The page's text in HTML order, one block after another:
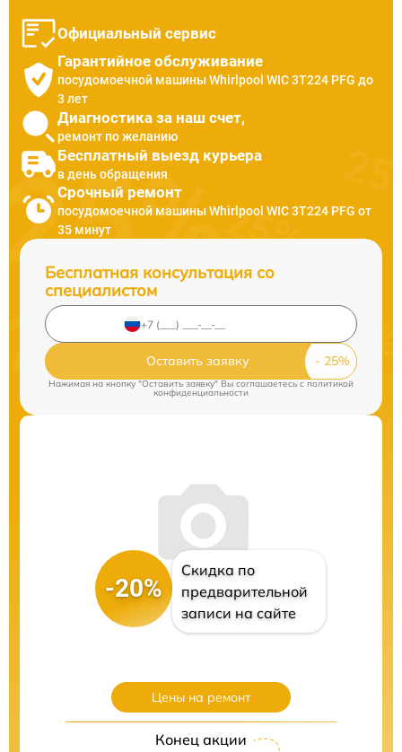
Официальный сервис
Гарантийное обслуживание
посудомоечной машины Whirlpool WIC 3T224 PFG до
3 лет
Диагностика за наш счет,
ремонт по желанию
Бесплатный выезд курьера
в день обращения
Срочный ремонт
посудомоечной машины Whirlpool WIC 3T224 PFG от
35 минут
Бесплатная консультация со
специалистом
Оставить заявку
Нажимая на кнопку "Оставить заявку" Вы соглашаетесь c политикой
конфиденциальности
-20%
Скидка по
предварительной
записи на сайте
Цены на ремонт
Конец акции